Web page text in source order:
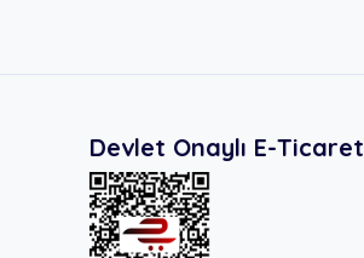
Devlet Onaylı E-Ticaret